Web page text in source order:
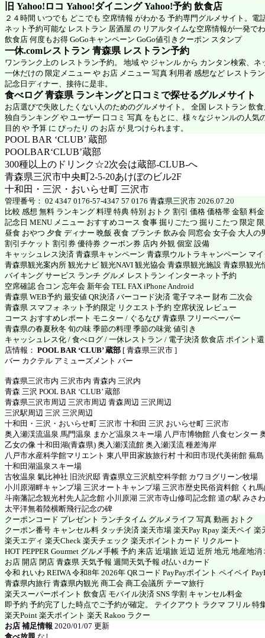
旧 Yahoo!ロコ Yahoo!ダイニング Yahoo!予約 飲食店
２４時間 いつでも どこでも 空席情報 がわかる 予約専門グルメサイト。電
ネット予約可能な レストラン 居酒屋 の リアルタイムな空席情報が一発で
飲食店 何度もお得 GoGoキャンペーン GoGo値引きクーポン スタンプ
一休.comレストラン 青森県 レストラン予約
ワンランク上の レストラン予約。 地域 や ジャンル から カンタン検索、ネ
一休だけの 限定メニュー や お店 メニュー 写真 利用者 感想など レストラ
記念日ディナー、接待に是非。
食べログ 青森県 ランキングと口コミで探せるグルメサイト
お店選びで失敗したくない人のためのグルメサイト。 全国 レストラン 飲
独自ランキング や ユーザー 口コミ 写真 をもとに、様々なジャンルの人気
目的 や 予算 に ぴったり の お店 が 見つけられます。
POOL BAR ‘CLUB’ 蔵部
POOLBAR‘CLUB’蔵部
300種以上のドリンク☆2次会は蔵部-CLUB-へ
青森県三沢市中央町2-5-20あけぼのビル2F
十和田・三沢・おいらせ町 三沢市
管理番号： 02 4347 0176-57-4347 57 0176 青森県三沢市 2026.07.20
比較 感想 無料 ランキング 料理 特典 特別 おトク 割引 価格 価格帯 金額 料
記念日 MENU メニュー おすすめコース 食事 掘りごたつ 掘りこたつ 限定
昼食 おやつ 夕食 ディナー 晩飯 夜食 ブランチ 飲み会 同窓会 女子会 大人の
割引チケット 割引券 優待券 クーポン券 店内 外観 個室 設備
キャッシュレス決済 青森県キャンペーン 青森県ウルトラキャンペーン マ
青森県観光案内所 観光ナビ 観光NAVI 観光協会 青森県観光施設 青森県観光
バイキング サービス ランチ グルメ レストラン インターネット予約
空席確認 合コン 忘年会 新年会 TEL FAX iPhone Android
青森県 WEB予約 最安値 QR決済 バーコード決済 電子マネー 財布 二次会
青森県 スマフォ ネット予約限定 リクエスト予約 空席状況 レビュー
コース おすすめレポート モニター / ぐるなび 青森県 フリーペーパー
青森県の春夏秋冬 旬の味 季節の料理 季節の味覚 値引き
キャッシュレス化 / 食べログ / 一休レストラン / 電子決済 飲食店 ポイント
店情報： POOL BAR ‘CLUB’ 蔵部 [ 青森県三沢市 ]
バー カクテル アミューズメント バー
青森県三沢市内 三沢市内 青森内 三沢内
青森 三沢 POOL BAR ‘CLUB’ 蔵部
青森県三沢市周辺 三沢市周辺 青森周辺 三沢周辺
三沢駅周辺 三沢 三沢周辺
十和田・三沢・おいらせ町 三沢市 十和田 三沢 おいらせ町 三沢市
奥入瀬渓流温泉 馬門温泉 まかど温泉スキー場 八戸市博物館 八食センター
乙女の像 十和田湖(青森県) 奥入瀬渓流館 奥入瀬渓流 種差海岸
八戸市水産科学館マリエント 東八甲田家族旅行村 十和田市現代美術館 蕪
十和田湖温泉スキー場
古牧温泉 氣比神社 旧渋沢邸 青森県立三沢航空科学館 カワヨグリーン牧場
小川原湖畔キャンプ場 三沢オートキャンプ場 三沢市歴史民俗資料館 くれ馬
斗南藩記念観光村先人記念館 小川原湖 三沢市寺山修司記念館 道の駅 みさわ
太平洋無着陸横断飛行記念の碑
クーポンコード プレゼント ランチタイム グルメライフ 写真 動画 おトク
クーポン番号 キャンセル料 タッチ決済 楽天市場 楽天Pay Rpay 楽天ペイ 楽
楽天エディ 楽天Check 楽天チェック 楽天ポイントカード リクルート
HOT PEPPER Gourmet グルメ手帳 予約 来店 近場旅 近辺 近所 地元 地産地
お店 開店 閉店 青森県 天気予報 週間天気予報 d払い dカード
令和 れいわ REIWA 令和8年 2026年 QRコード PayPayポイント ペイペイ
青森県内旅行 青森県内観光 商工会 商工会議所 テーマ旅行
楽天スーパーポイント 飲食店 モバイル決済 SNS 学割 キャンセル料金
即予約 予約完了した時点でご予約が確定。 テイクアウト ラクマ フリル 特
楽天Point 楽天ポイント 楽天 Rakoo ラクー
お店 補足情報 2020/01/07 更新